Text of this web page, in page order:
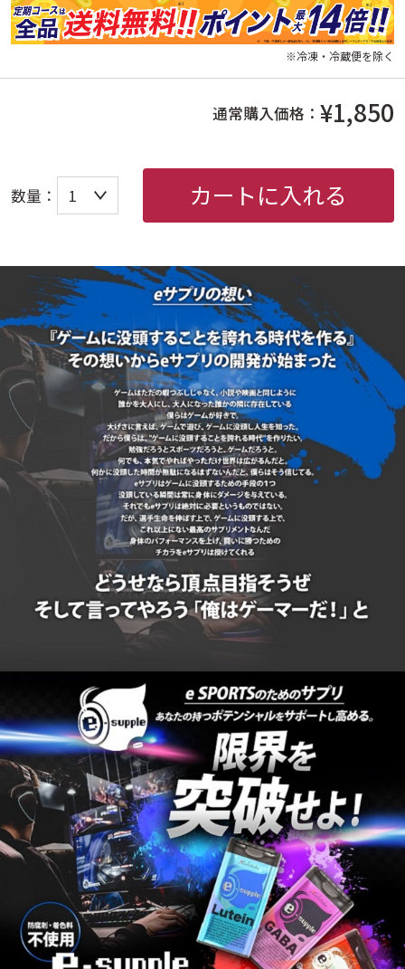
※冷凍・冷蔵便を除く
通常購入価格：¥1,850
数量： カートに入れる